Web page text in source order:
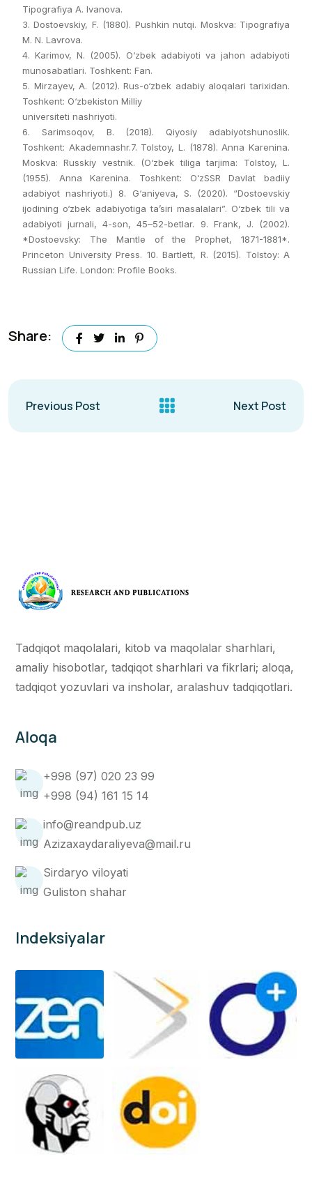
Tipografiya A. Ivanova.
3. Dostoevskiy, F. (1880). Pushkin nutqi. Moskva: Tipografiya
M. N. Lavrova.
4. Karimov, N. (2005). O‘zbek adabiyoti va jahon adabiyoti
munosabatlari. Toshkent: Fan.
5. Mirzayev, A. (2012). Rus-o‘zbek adabiy aloqalari tarixidan.
Toshkent: O‘zbekiston Milliy
universiteti nashriyoti.
6. Sarimsoqov, B. (2018). Qiyosiy adabiyotshunoslik.
Toshkent: Akademnashr.7. Tolstoy, L. (1878). Anna Karenina.
Moskva: Russkiy vestnik. (O‘zbek tiliga tarjima: Tolstoy, L.
(1955). Anna Karenina. Toshkent: O‘zSSR Davlat badiiy
adabiyot nashriyoti.) 8. G‘aniyeva, S. (2020). “Dostoevskiy
ijodining o‘zbek adabiyotiga ta’siri masalalari”. O‘zbek tili va
adabiyoti jurnali, 4-son, 45–52-betlar. 9. Frank, J. (2002).
*Dostoevsky: The Mantle of the Prophet, 1871-1881*.
Princeton University Press. 10. Bartlett, R. (2015). Tolstoy: A
Russian Life. London: Profile Books.
Share:
Previous Post Next Post
Tadqiqot maqolalari, kitob va maqolalar sharhlari,
amaliy hisobotlar, tadqiqot sharhlari va fikrlari; aloqa,
tadqiqot yozuvlari va insholar, aralashuv tadqiqotlari.
Aloqa
+998 (97) 020 23 99
+998 (94) 161 15 14
info@reandpub.uz
Azizaxaydaraliyeva@mail.ru
Sirdaryo viloyati
Guliston shahar
Indeksiyalar